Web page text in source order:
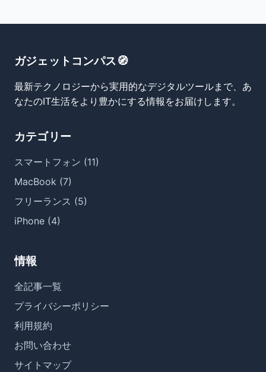
ガジェットコンパス🧭
最新テクノロジーから実用的なデジタルツールまで、あ
なたのIT生活をより豊かにする情報をお届けします。
カテゴリー
スマートフォン (11)
MacBook (7)
フリーランス (5)
iPhone (4)
情報
全記事一覧
プライバシーポリシー
利用規約
お問い合わせ
サイトマップ